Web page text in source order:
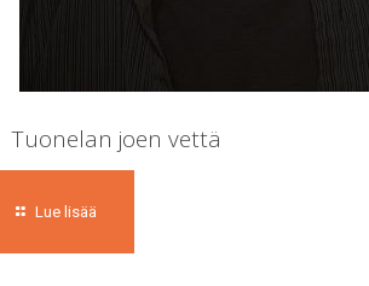
Tuonelan joen vettä
Lue lisää